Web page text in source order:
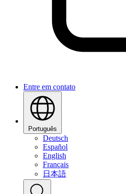
Entre em contato
Português
Deutsch
Español
English
Français
日本語